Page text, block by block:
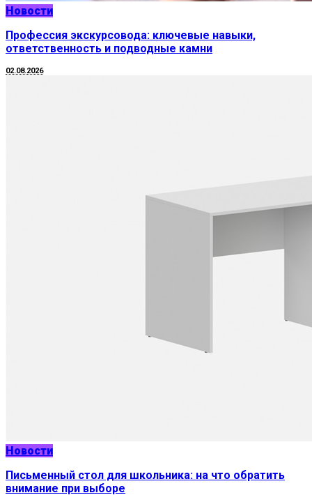
Новости
Профессия экскурсовода: ключевые навыки,
ответственность и подводные камни
02.08.2026
Новости
Письменный стол для школьника: на что обратить
внимание при выборе